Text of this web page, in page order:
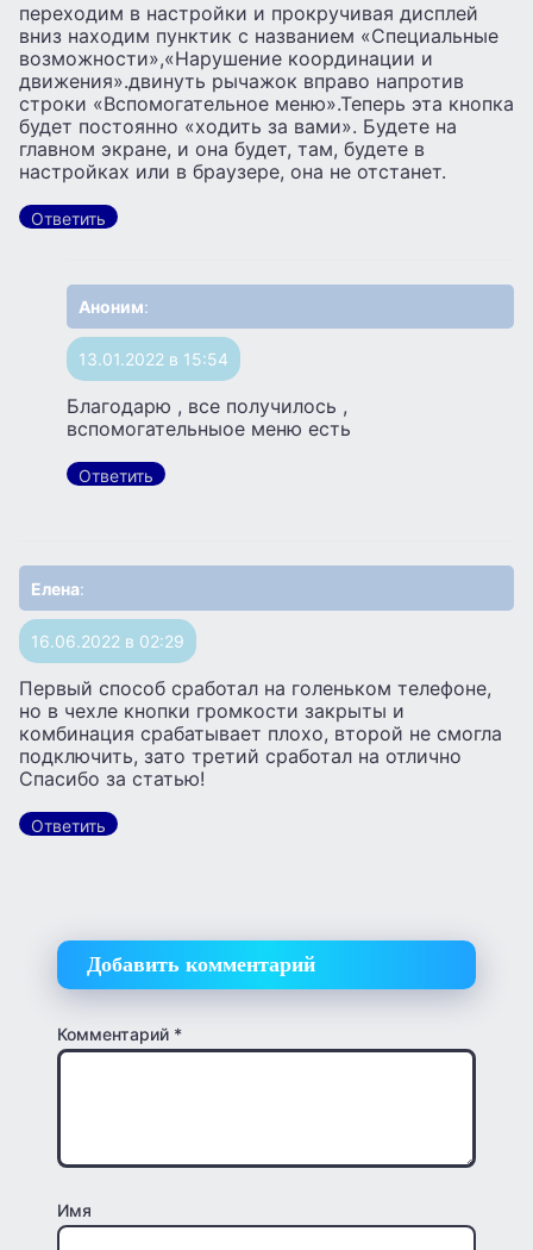
переходим в настройки и прокручивая дисплей
вниз находим пунктик с названием «Специальные
возможности»,«Нарушение координации и
движения».двинуть рычажок вправо напротив
строки «Вспомогательное меню».Теперь эта кнопка
будет постоянно «ходить за вами». Будете на
главном экране, и она будет, там, будете в
настройках или в браузере, она не отстанет.
Ответить
Аноним:
13.01.2022 в 15:54
Благодарю , все получилось ,
вспомогательныое меню есть
Ответить
Елена:
16.06.2022 в 02:29
Первый способ сработал на голеньком телефоне,
но в чехле кнопки громкости закрыты и
комбинация срабатывает плохо, второй не смогла
подключить, зато третий сработал на отлично
Спасибо за статью!
Ответить
Добавить комментарий
Комментарий *
Имя